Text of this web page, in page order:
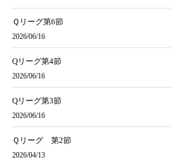
Ｑリーグ第6節
2026/06/16
Qリーグ第4節
2026/06/16
Qリーグ第3節
2026/06/16
Ｑリーグ 第2節
2026/04/13